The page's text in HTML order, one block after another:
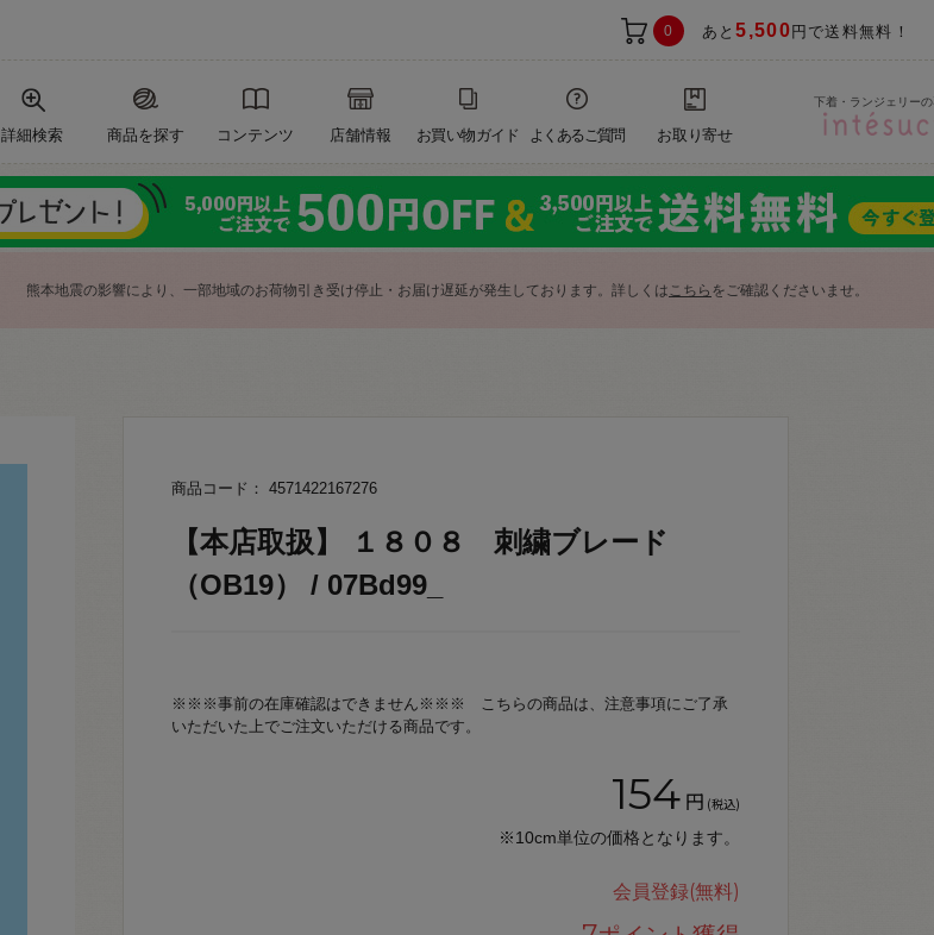
0 あと5,500 円で送料無料！
詳細検索 商品を探す コンテンツ 店舗情報 お買い物ガイド よくあるご質問 お取り寄せ
下着・ランジェリー
熊本地震の影響により、一部地域のお荷物引き受け停止・お届け遅延が発生しております。詳しくはこちら をご確認くださいませ。
商品コード： 4571422167276
【本店取扱】 １８０８ 刺繍ブレード
（OB19） / 07Bd99_
※※※事前の在庫確認はできません※※※ こちらの商品は、注意事項にご了承
いただいた上でご注文いただける商品です。
154 円 (税込)
※10cm単位の価格となります。
会員登録(無料)